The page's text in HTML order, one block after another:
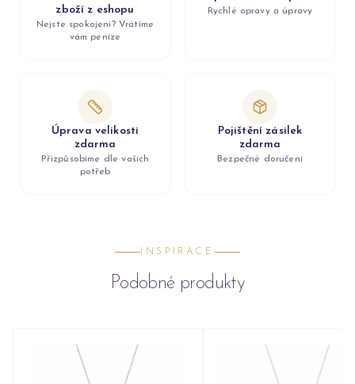
zboží z eshopu
Nejste spokojeni? Vrátíme
vám peníze
Rychlé opravy a úpravy
Úprava velikosti
zdarma
Přizpůsobíme dle vašich
potřeb
Pojištění zásilek
zdarma
Bezpečné doručení
INSPIRACE
Podobné produkty